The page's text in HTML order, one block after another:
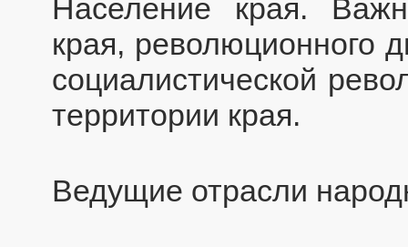
Население края.
края, революционного
социалистической
территории края.
Ведущие отрасли